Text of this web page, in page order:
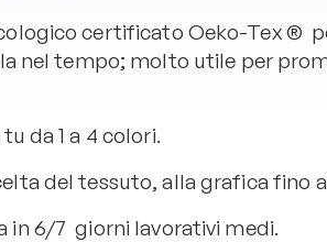
certificato Oeko-Tex
nel tempo; molto utile per
da 1 a 4 colori.
del tessuto, alla grafica fino
in 6/7 giorni lavorativi medi.